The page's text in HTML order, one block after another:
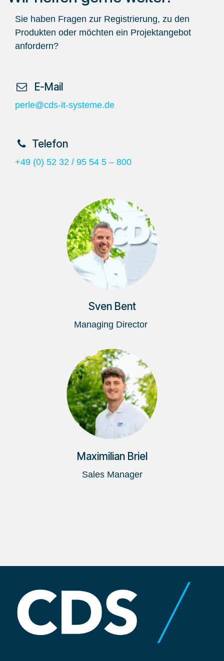
Sie haben Fragen zur Registrierung, zu den
Produkten oder möchten ein Projektangebot
anfordern?
​ E-Mail
perle@cds-it-systeme.de
​Telefon
+49 (0) 52 32 / 95 54 5 – 800
Sven Bent
Managing Director
Maximilian Briel
Sales Manager